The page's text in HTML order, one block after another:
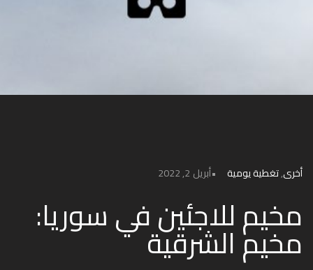
أخرى,تغطية يومية أبريل 2, 2022
مخيم للاجئين في سوريا:
مخيم الشرقية